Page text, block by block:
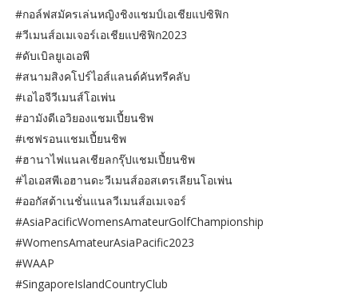
#กอล์ฟสมัครเล่นหญิงชิงแชมป์เอเชียแปซิฟิก
#วีเมนส์อเมเจอร์เอเชียแปซิฟิก2023
#ดับเบิลยูเอเอพี
#สนามสิงคโปร์ไอส์แลนด์คันทรีคลับ
#เอไอจีวีเมนส์โอเพ่น
#อามังดีเอวิยองแชมเปี้ยนชิพ
#เซฟรอนแชมเปี้ยนชิพ
#ฮานาไฟแนลเชียลกรุ๊ปแชมเปี้ยนชิพ
#ไอเอสพีเอฮานดะวีเมนส์ออสเตรเลียนโอเพ่น
#ออกัสต้าเนชั่นแนลวีเมนส์อเมเจอร์
#AsiaPacificWomensAmateurGolfChampionship
#WomensAmateurAsiaPacific2023
#WAAP
#SingaporeIslandCountryClub